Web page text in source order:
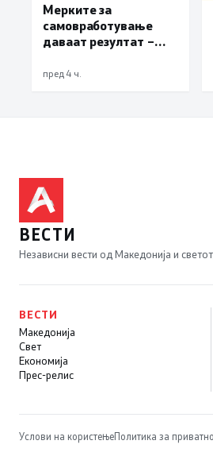
Мерките за
самовработување
даваат резултат –
историски најниско
пред 4 ч.
ВЕСТИ
Независни вести од Македонија и
ВЕСТИ
Македонија
Свет
Економија
Прес-релис
Услови на користењеПолитика за